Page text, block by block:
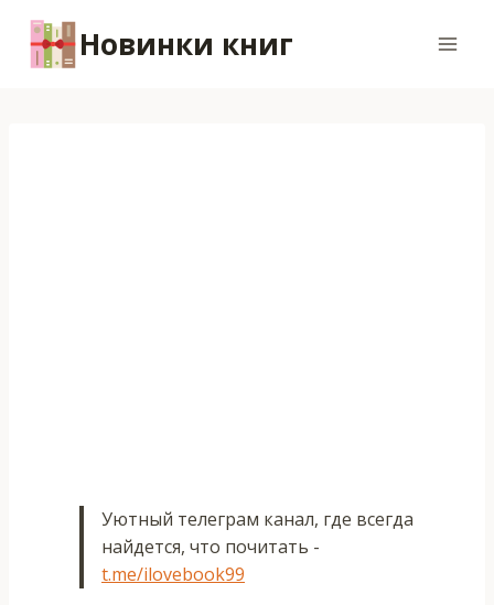
содержимому
Новинки книг
Уютный телеграм канал, где всегда
найдется, что почитать -
t.me/ilovebook99